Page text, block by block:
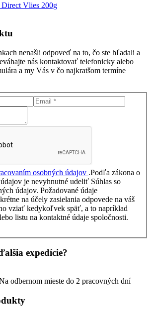
Vlies 200g
nenašli odpoveď na to, čo ste hľadali a
nás kontaktovať telefonicky alebo
a my Vás v čo najkratšom termíne
osobných údajov .Podľa zákona o
je nevyhnutné udeliť Súhlas so
údajov. Požadované údaje
na účely zasielania odpovede na váš
vziať kedykoľvek späť, a to napríklad
listu na kontaktné údaje spoločnosti.
expedície?
odbernom mieste do 2 pracovných dní